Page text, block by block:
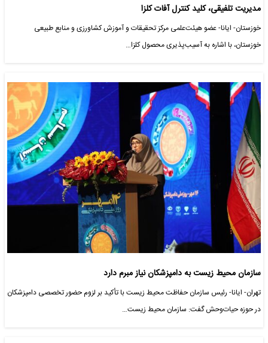
مدیریت تلفیقی، کلید کنترل آفات کلزا
خوزستان- ایانا- عضو هیئت‌علمی مرکز تحقیقات و آموزش کشاورزی و منابع طبیعی
خوزستان، با اشاره به آسیب‌پذیری محصول کلزا…
سازمان محیط زیست به دامپزشکان نیاز مبرم دارد
تهران- ایانا- رئیس سازمان حفاظت محیط زیست با تأکید بر لزوم حضور تخصصی دامپزشکان
در حوزه حیات‌وحش گفت: سازمان محیط زیست…